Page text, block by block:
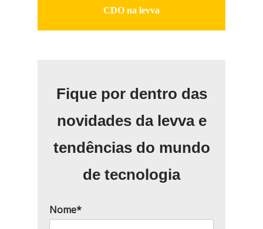
CDO na levva
Fique por dentro das
novidades da levva e
tendências do mundo
de tecnologia
Nome*